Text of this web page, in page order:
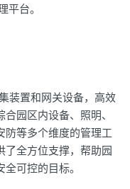
平台。
装置和网关设备，高效
园区内设备、照明、
防等多个维度的管理工
了全方位支撑，帮助园
可控的目标。